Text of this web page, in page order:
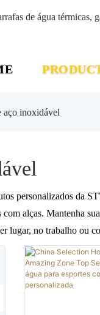
de água térmicas,
aço inoxidável
personalizados da
alças. Mantenha
lugar, no trabalho ou